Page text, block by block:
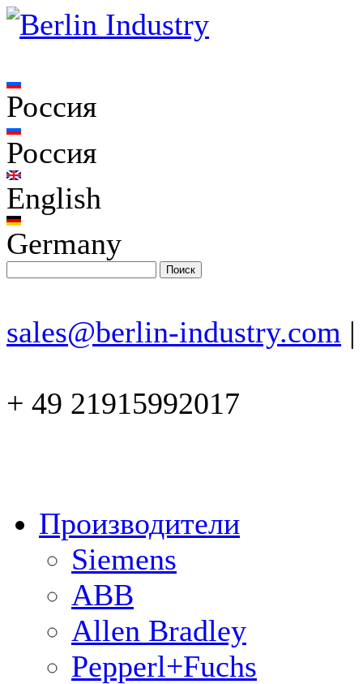
Россия
Россия
English
Germany
sales@berlin-industry.com |
+ 49 21915992017
Производители
Siemens
ABB
Allen Bradley
Pepperl+Fuchs